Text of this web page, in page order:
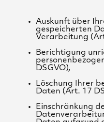
Auskunft über
gespeicherten
Verarbeitung
Berichtigung
DSGVO),
Löschung Ihrer
Daten (Art. 17
Einschränkung